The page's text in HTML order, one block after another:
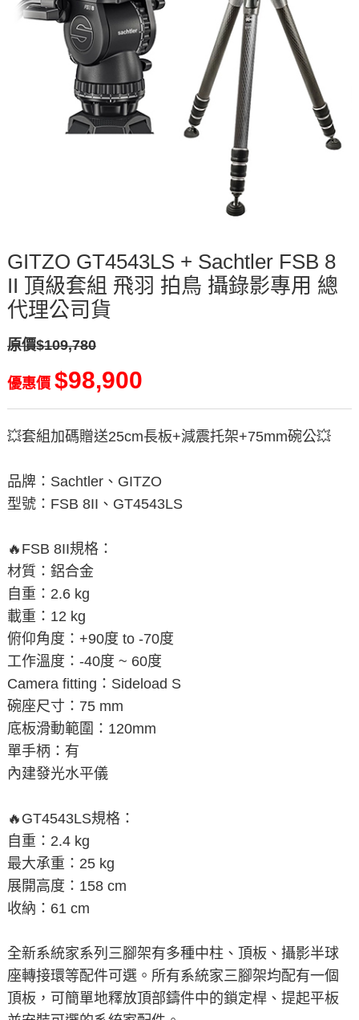
GITZO GT4543LS + Sachtler FSB 8
II 頂級套組 飛羽 拍鳥 攝錄影專用 總
代理公司貨
原價$109,780
優惠價 $98,900
💥套組加碼贈送25cm長板+減震托架+75mm碗公💥
品牌：Sachtler、GITZO
型號：FSB 8II、GT4543LS
🔥FSB 8II規格：
材質：鋁合金
自重：2.6 kg
載重：12 kg
俯仰角度：+90度 to -70度
工作溫度：-40度 ~ 60度
Camera fitting：Sideload S
碗座尺寸：75 mm
底板滑動範圍：120mm
單手柄：有
內建發光水平儀
🔥GT4543LS規格：
自重：2.4 kg
最大承重：25 kg
展開高度：158 cm
收納：61 cm
全新系統家系列三腳架有多種中柱、頂板、攝影半球
座轉接環等配件可選。所有系統家三腳架均配有一個
頂板，可簡單地釋放頂部鑄件中的鎖定桿、提起平板